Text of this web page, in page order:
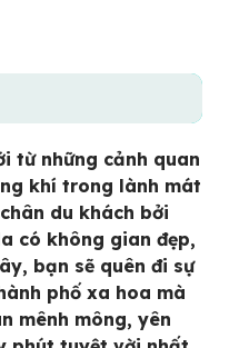
từ những cảnh quan
khí trong lành mát
du khách bởi
có không gian đẹp,
bạn sẽ quên đi sự
phố xa hoa mà
mênh mông, yên